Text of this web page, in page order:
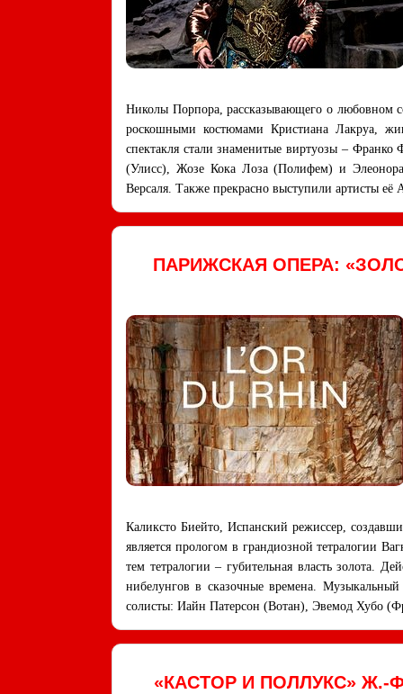
Николы Порпора, рассказывающего о любовном
роскошными костюмами Кристиана Лакруа,
спектакля стали знаменитые виртуозы –
(Улисс), Жозе Кока Лоза (Полифем) и
Версаля. Также прекрасно выступили артисты её
ПАРИЖСКАЯ ОПЕРА:
Каликсто Биейто, Испанский режиссер,
является прологом в грандиозной тетралогии
тем тетралогии – губительная власть золота.
нибелунгов в сказочные времена.
солисты: Иайн Патерсон (Вотан), Эвемод Хубо
«КАСТОР И ПОЛЛУКС»